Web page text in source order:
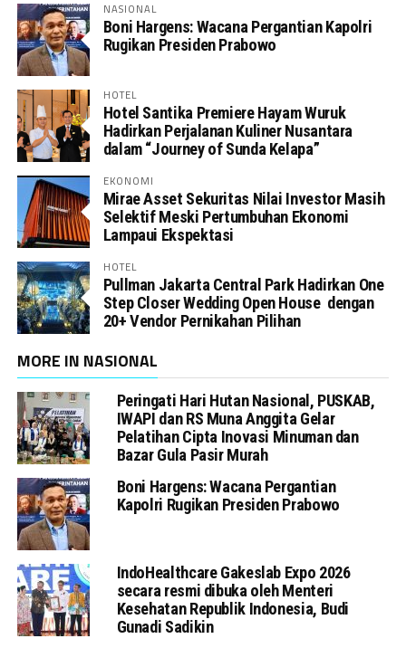
NASIONAL
Boni Hargens: Wacana Pergantian Kapolri
Rugikan Presiden Prabowo
HOTEL
Hotel Santika Premiere Hayam Wuruk
Hadirkan Perjalanan Kuliner Nusantara
dalam “Journey of Sunda Kelapa”
EKONOMI
Mirae Asset Sekuritas Nilai Investor Masih
Selektif Meski Pertumbuhan Ekonomi
Lampaui Ekspektasi
HOTEL
Pullman Jakarta Central Park Hadirkan One
Step Closer Wedding Open House dengan
20+ Vendor Pernikahan Pilihan
MORE IN NASIONAL
Peringati Hari Hutan Nasional, PUSKAB,
IWAPI dan RS Muna Anggita Gelar
Pelatihan Cipta Inovasi Minuman dan
Bazar Gula Pasir Murah
Boni Hargens: Wacana Pergantian
Kapolri Rugikan Presiden Prabowo
IndoHealthcare Gakeslab Expo 2026
secara resmi dibuka oleh Menteri
Kesehatan Republik Indonesia, Budi
Gunadi Sadikin